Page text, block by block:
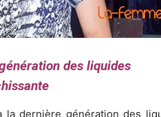
des liquides
la dernière génération des